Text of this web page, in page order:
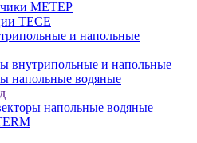
МЕТЕР
TECE
и напольные
внутрипольные и напольные
напольные водяные
напольные водяные